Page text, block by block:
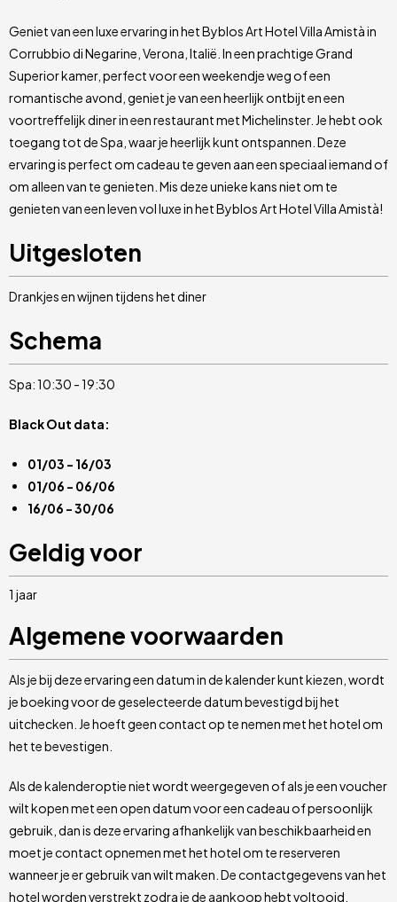
Geniet van een luxe ervaring in het Byblos Art Hotel Villa Amistà in
Corrubbio di Negarine, Verona, Italië. In een prachtige Grand
Superior kamer, perfect voor een weekendje weg of een
romantische avond, geniet je van een heerlijk ontbijt en een
voortreffelijk diner in een restaurant met Michelinster. Je hebt ook
toegang tot de Spa, waar je heerlijk kunt ontspannen. Deze
ervaring is perfect om cadeau te geven aan een speciaal iemand of
om alleen van te genieten. Mis deze unieke kans niet om te
genieten van een leven vol luxe in het Byblos Art Hotel Villa Amistà!
Uitgesloten
Drankjes en wijnen tijdens het diner
Schema
Spa: 10:30 - 19:30
Black Out data:
01/03 - 16/03
01/06 - 06/06
16/06 - 30/06
Geldig voor
1 jaar
Algemene voorwaarden
Als je bij deze ervaring een datum in de kalender kunt kiezen, wordt
je boeking voor de geselecteerde datum bevestigd bij het
uitchecken. Je hoeft geen contact op te nemen met het hotel om
het te bevestigen.
Als de kalenderoptie niet wordt weergegeven of als je een voucher
wilt kopen met een open datum voor een cadeau of persoonlijk
gebruik, dan is deze ervaring afhankelijk van beschikbaarheid en
moet je contact opnemen met het hotel om te reserveren
wanneer je er gebruik van wilt maken. De contactgegevens van het
hotel worden verstrekt zodra je de aankoop hebt voltooid.